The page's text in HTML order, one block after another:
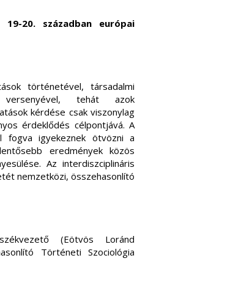
20. században európai
történetével, társadalmi
tehát azok
kérdése csak viszonylag
érdeklődés célpontjává. A
fogva igyekeznek ötvözni a
eredmények közös
Az interdiszciplináris
nemzetközi, összehasonlító
(Eötvös Loránd
Történeti Szociológia